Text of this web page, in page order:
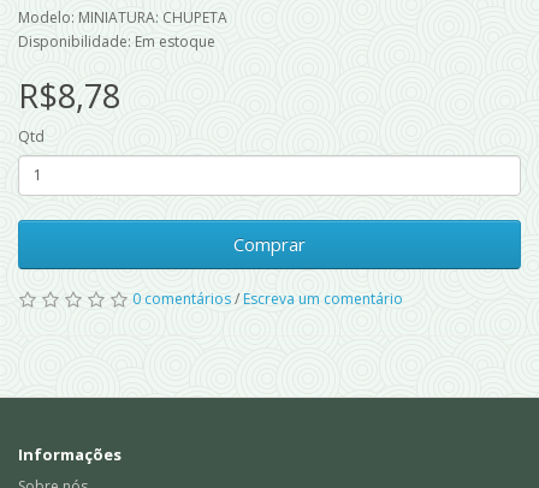
Modelo: MINIATURA: CHUPETA
Disponibilidade: Em estoque
R$8,78
Qtd
Comprar
0 comentários/Escreva um comentário
Informações